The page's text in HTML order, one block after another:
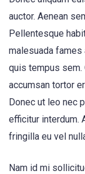
auctor. Aenean
Pellentesque
malesuada
quis tempus sem.
accumsan tortor
Donec ut leo nec
efficitur interdum.
fringilla eu vel
Nam id mi